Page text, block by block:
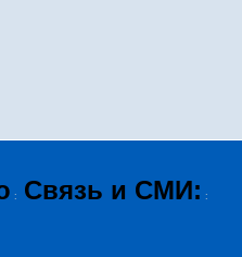
: Связь и СМИ: :